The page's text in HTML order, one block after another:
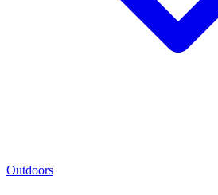
Outdoors